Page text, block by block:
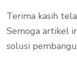
Terima kasih
Semoga artikel
solusi